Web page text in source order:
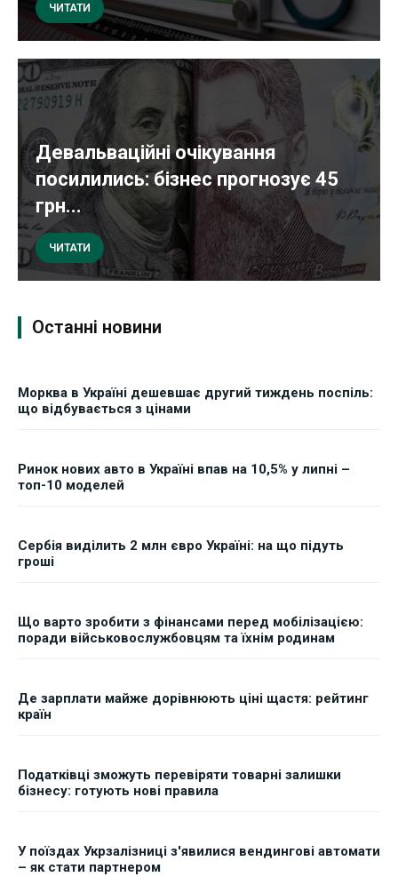
ЧИТАТИ
Девальваційні очікування
посилились: бізнес прогнозує 45
грн...
ЧИТАТИ
Останні новини
Морква в Україні дешевшає другий тиждень поспіль:
що відбувається з цінами
Ринок нових авто в Україні впав на 10,5% у липні –
топ-10 моделей
Сербія виділить 2 млн євро Україні: на що підуть
гроші
Що варто зробити з фінансами перед мобілізацією:
поради військовослужбовцям та їхнім родинам
Де зарплати майже дорівнюють ціні щастя: рейтинг
країн
Податківці зможуть перевіряти товарні залишки
бізнесу: готують нові правила
У поїздах Укрзалізниці з'явилися вендингові автомати
– як стати партнером